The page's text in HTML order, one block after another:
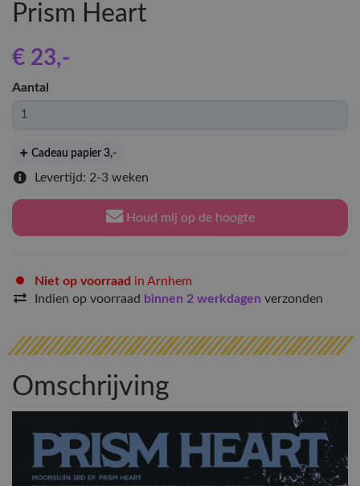
Prism Heart
€ 23,-
Aantal
Cadeau papier 3,-
Levertijd: 2-3 weken
Houd mij op de hoogte
Niet op voorraad in Arnhem
Indien op voorraad binnen 2 werkdagen verzonden
Omschrijving